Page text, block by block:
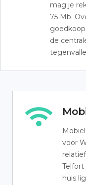
mag je
75 Mb.
de
voor
Telfort
huis